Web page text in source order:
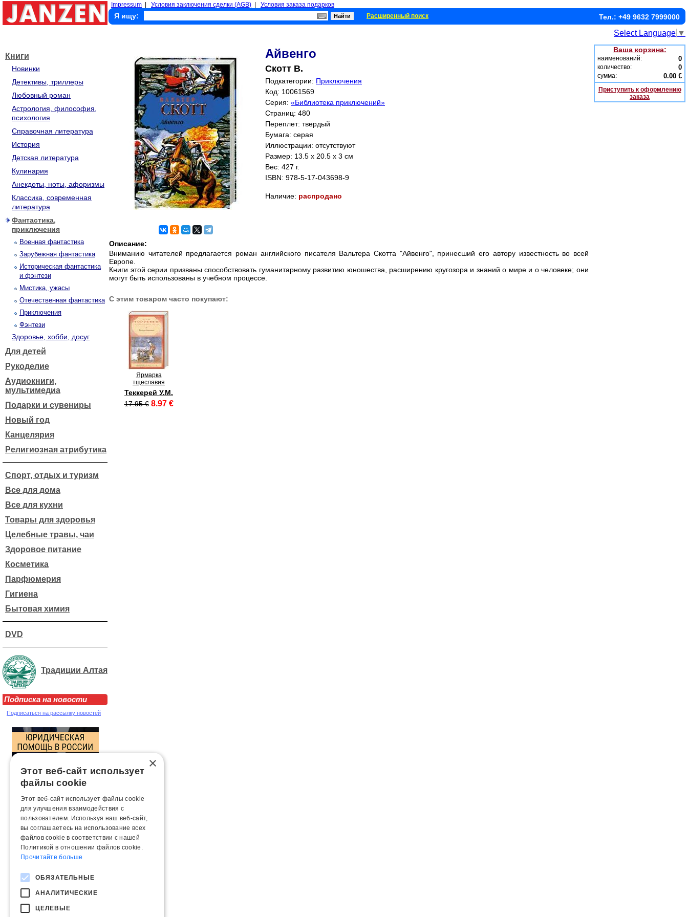
Impressum Условия заключения сделки (AGB) Условия заказа подарков
Я ищу: Расширенный поиск Тел.: +49 9632 7999000
Select Language ▼
Книги
Новинки
Детективы, триллеры
Любовный роман
Астрология, философия,
психология
Справочная литература
История
Детская литература
Кулинария
Анекдоты, ноты, афоризмы
Классика, современная
литература
Фантастика,
приключения
Военная фантастика
Зарубежная фантастика
Историческая фантастика
и фэнтези
Мистика, ужасы
Отечественная фантастика
Приключения
Фэнтези
Здоровье, хобби, досуг
Для детей
Рукоделие
Аудиокниги,
мультимедиа
Подарки и сувениры
Новый год
Канцелярия
Религиозная атрибутика
Спорт, отдых и туризм
Все для дома
Все для кухни
Товары для здоровья
Целебные травы, чаи
Здоровое питание
Косметика
Парфюмерия
Гигиена
Бытовая химия
DVD
Традиции Алтая
Подписка на новости
Подписаться на рассылку новостей
Айвенго
Скотт В.
Подкатегории: Приключения
Код: 10061569
Серия: «Библиотека приключений»
Страниц: 480
Переплет: твердый
Бумага: серая
Иллюстрации: отсутствуют
Размер: 13.5 x 20.5 x 3 см
Вес: 427 г.
ISBN: 978-5-17-043698-9
Наличие: распродано
Описание:
Вниманию читателей предлагается роман английского писателя Вальтера Скотта "Айвенго", принесший его автору известность во всей
Европе.
Книги этой серии призваны способствовать гуманитарному развитию юношества, расширению кругозора и знаний о мире и о человеке; они
могут быть использованы в учебном процессе.
С этим товаром часто покупают:
Ярмарка
тщеславия
Теккерей У.М.
17.95 € 8.97 €
Ваша корзина:
наименований: 0
количество: 0
сумма: 0.00 €
Приступить к оформлению
заказа
×
Этот веб-сайт использует
файлы cookie
Этот веб-сайт использует файлы cookie
для улучшения взаимодействия с
пользователем. Используя наш веб-сайт,
вы соглашаетесь на использование всех
файлов cookie в соответствии с нашей
Политикой в ​​отношении файлов cookie.
Прочитайте больше
ОБЯЗАТЕЛЬНЫЕ
АНАЛИТИЧЕСКИЕ
ЦЕЛЕВЫЕ